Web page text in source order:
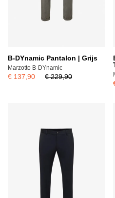
B-DYnamic Pantalon | Grijs
Marzotto B-DYnamic
€ 137,90 € 229,90